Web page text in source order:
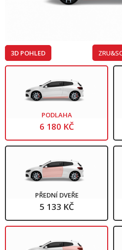
3D POHLED
PODLAHA
6 180 KČ
PŘEDNÍ DVEŘE
5 133 KČ